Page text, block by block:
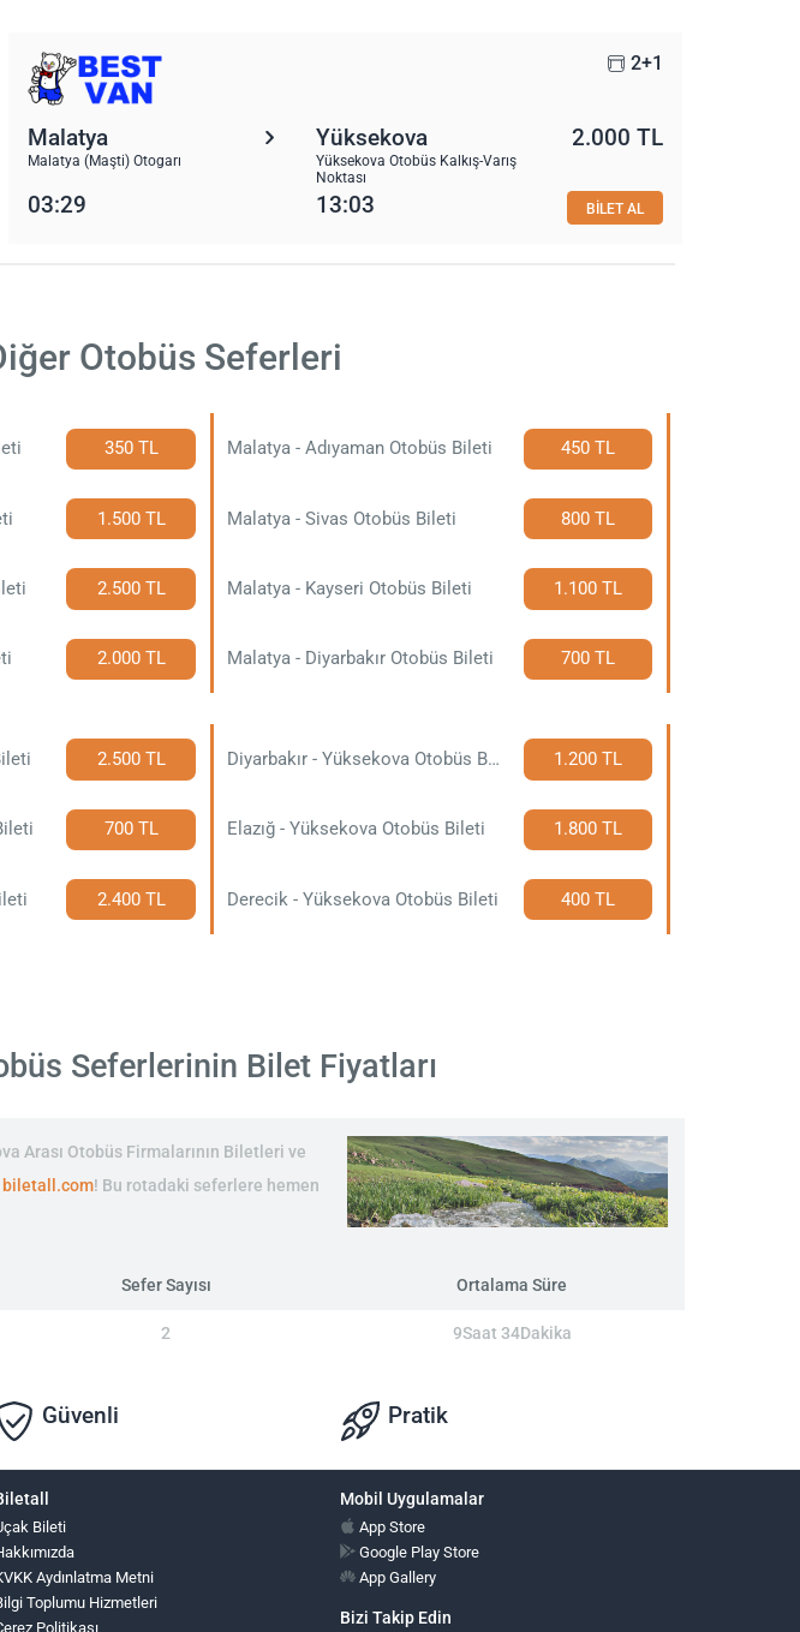
2+1
Malatya
Malatya (Maşti) Otogarı
Yüksekova
Yüksekova Otobüs Kalkış-Varış
Noktası
2.000 TL
03:29 13:03 BİLET AL
Otobüs Seferleri
350 TL Malatya - Adıyaman Otobüs Bileti 450 TL
1.500 TL Malatya - Sivas Otobüs Bileti 800 TL
2.500 TL Malatya - Kayseri Otobüs Bileti 1.100 TL
2.000 TL Malatya - Diyarbakır Otobüs Bileti 700 TL
2.500 TL Diyarbakır - Yüksekova Otobüs Bileti 1.200 TL
700 TL Elazığ - Yüksekova Otobüs Bileti 1.800 TL
2.400 TL Derecik - Yüksekova Otobüs Bileti 400 TL
Seferlerinin Bilet Fiyatları
Arası Otobüs Firmalarının Biletleri ve
biletall.com! Bu rotadaki seferlere hemen
Sefer Sayısı Ortalama Süre
2 9Saat 34Dakika
Güvenli Pratik
Bileti
Aydınlatma Metni
Toplumu Hizmetleri
Politikası
Mobil Uygulamalar
App Store
Google Play Store
App Gallery
Bizi Takip Edin